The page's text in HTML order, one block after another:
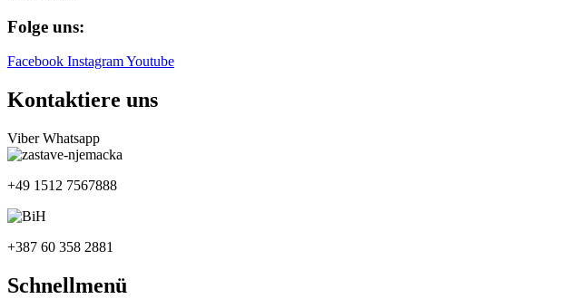
Folge uns:
Facebook InstagramYoutube
Kontaktiere uns
Viber Whatsapp
+49 1512 7567888
+387 60 358 2881
Schnellmenü